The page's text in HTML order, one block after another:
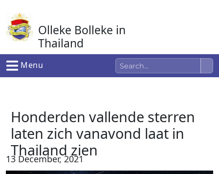
naar
de
inhoud
Olleke Bolleke in
Thailand
In Thailand
Menu
Honderden vallende sterren
laten zich vanavond laat in
Thailand zien
13 December, 2021